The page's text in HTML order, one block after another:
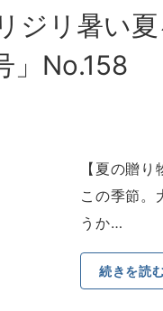
ジリ暑い
」No.158
【夏の贈
この季節。
うか…
続きを読